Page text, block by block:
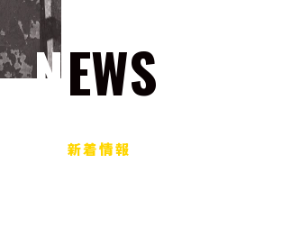
NEWS
新着情報